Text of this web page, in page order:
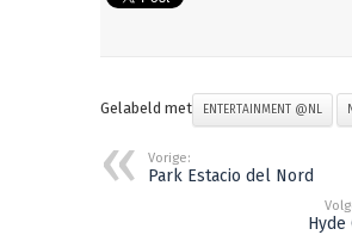
Gelabeld met ENTERTAINMENT @NL
Vorige:
Park Estacio del Nord
Hyde